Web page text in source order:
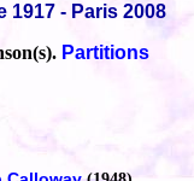
1917 - Paris 2008
Partitions